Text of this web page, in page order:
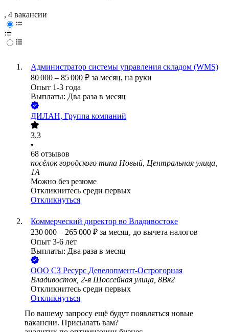
, 4 вакансии
Администратор системы управления складом (WMS)
80 000 – 85 000 ₽ за месяц, на руки
Опыт 1-3 года
Выплаты: Два раза в месяц
ДИЛАН, Группа компаний
3.3
•
68 отзывов
посёлок городского типа Новый, Центральная улица,
1А
Можно без резюме
Откликнитесь среди первых
Откликнуться
Коммерческий директор во Владивостоке
230 000 – 265 000 ₽ за месяц, до вычета налогов
Опыт 3-6 лет
Выплаты: Два раза в месяц
ООО СЗ Ресурс Девелопмент-Острогорная
Владивосток, 2-я Шоссейная улица, 8Вк2
Откликнитесь среди первых
Откликнуться
По вашему запросу ещё будут появляться новые
вакансии. Присылать вам?